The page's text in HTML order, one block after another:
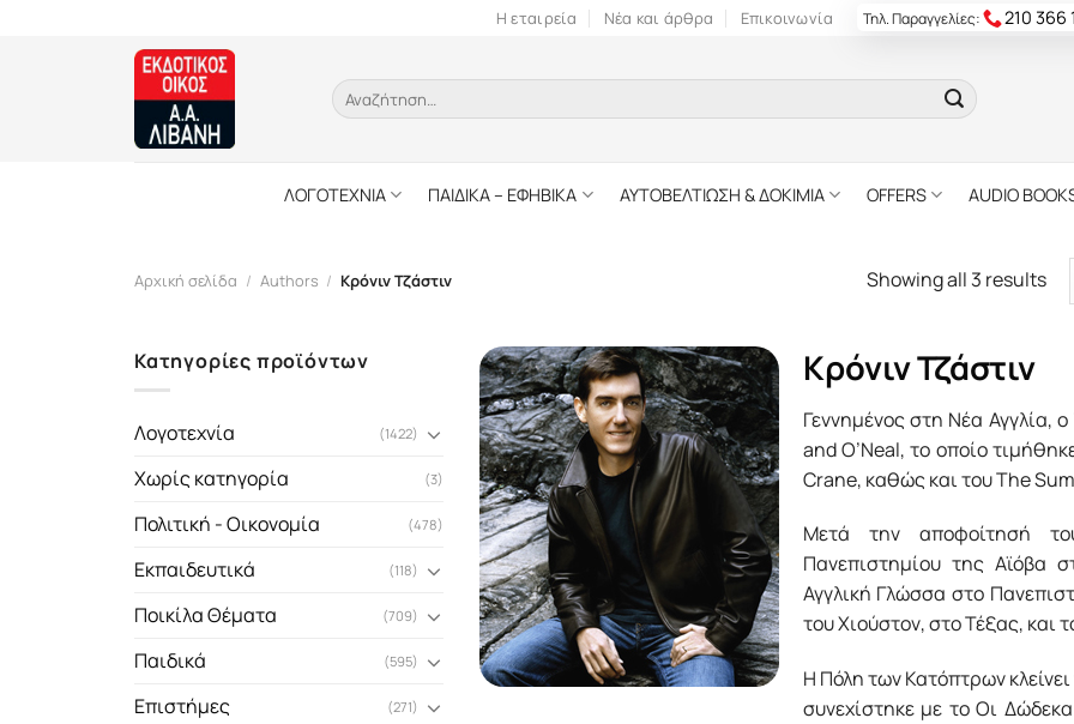
Η εταιρεία Νέα και άρθρα Επικοινωνία Τηλ. Παραγγελίες: 210 366
Αναζήτηση
για:
ΛΟΓΟΤΕΧΝΙΑ ΠΑΙΔΙΚΑ – ΕΦΗΒΙΚΑ ΑΥΤΟΒΕΛΤΙΩΣΗ & ΔΟΚΙΜΙΑ OFFERS AUDIO
Αρχική σελίδα / Authors / Κρόνιν Τζάστιν Showing all 3 results
Κατηγορίες προϊόντων
Λογοτεχνία (1422)
Χωρίς κατηγορία (3)
Πολιτική - Οικονομία (478)
Εκπαιδευτικά (118)
Ποικίλα Θέματα (709)
Παιδικά (595)
Επιστήμες (271)
Κρόνιν Τζάστιν
Γεννημένος στη Νέα Αγγλία,
and O’Neal, το οποίο
Crane, καθώς και του The
Μετά την αποφοίτησή
Πανεπιστημίου της Αϊόβα
Αγγλική Γλώσσα στο
του Χιούστον, στο Τέξας, και
Η Πόλη των Κατόπτρων
συνεχίστηκε με το Οι